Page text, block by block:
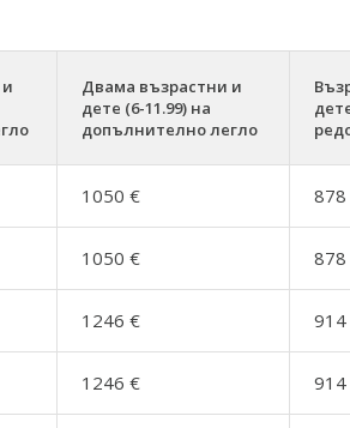
Двама възрастни и
дете (6-11.99) на
допълнително легло
1050 € 878
1050 € 878
1246 € 914
1246 € 914